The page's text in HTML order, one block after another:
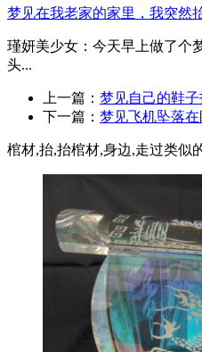
梦见在我老家的家里，我突然
瑾妍美少女：今天早上做了个
头...
上一篇： 梦见自己的鞋子
下一篇： 梦见飞机坠落
棺材,抬,抬棺材,身边,走过类似